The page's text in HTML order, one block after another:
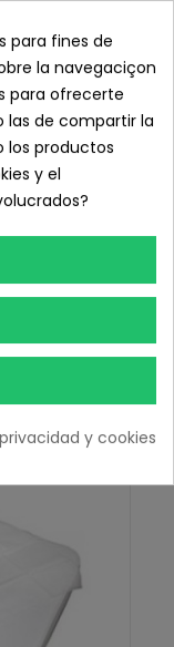
110 x 230
para fines de
la navegaciçon
para ofrecerte
las de compartir la
los productos
y el
y cookies